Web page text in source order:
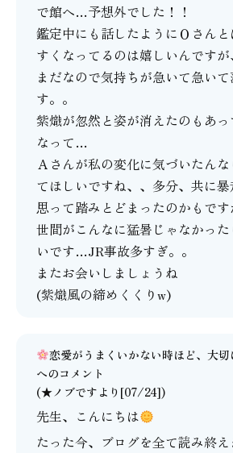
で館へ…予想外でした！！
鑑定中にも話したようにＯさん
すくなってるのは嬉しいんです
まだなので気持ちが急いて急い
す。。
紫熾が忽然と姿が消えたのもあ
なって…
Ａさんが私の変化に気づいたん
てほしいですね、、多分、共に
思って踏みとどまったのかもで
世間がこんなに猛暑じゃなかっ
いです…JR事故多すぎ。。
またお会いしましょうね
(紫熾風の締めくくりw)
恋愛がうまくいかない時ほど、大切
へのコメント
(★ノブですより[07/24])
先生、こんにちは
たった今、ブログを全て読み終